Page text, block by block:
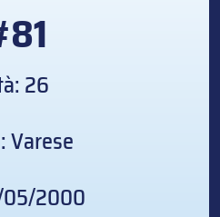
26
Varese
2000